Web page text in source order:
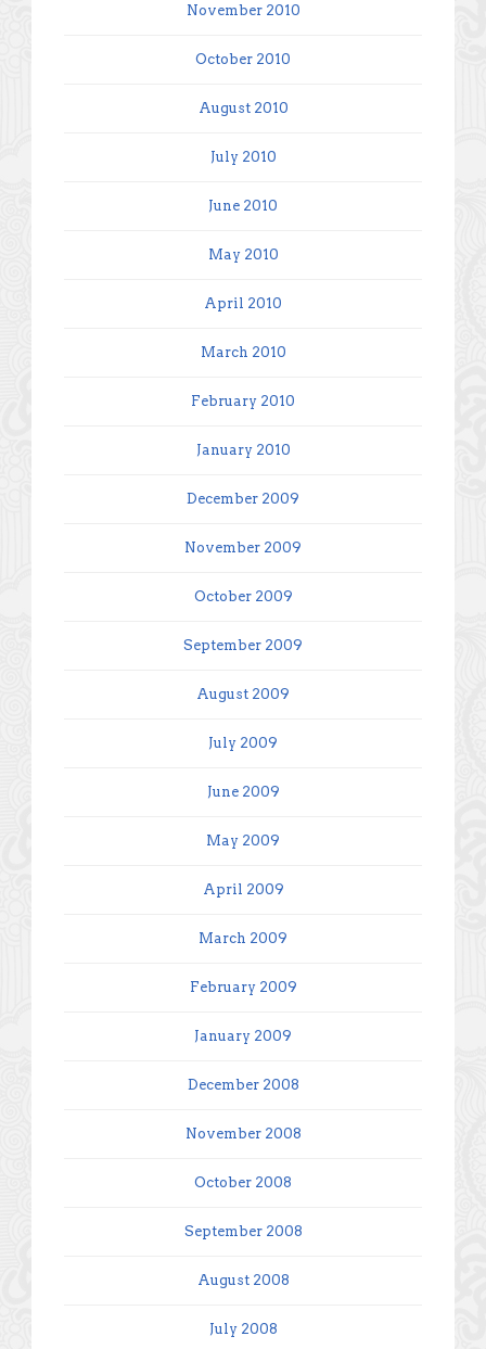
November 2010
October 2010
August 2010
July 2010
June 2010
May 2010
April 2010
March 2010
February 2010
January 2010
December 2009
November 2009
October 2009
September 2009
August 2009
July 2009
June 2009
May 2009
April 2009
March 2009
February 2009
January 2009
December 2008
November 2008
October 2008
September 2008
August 2008
July 2008